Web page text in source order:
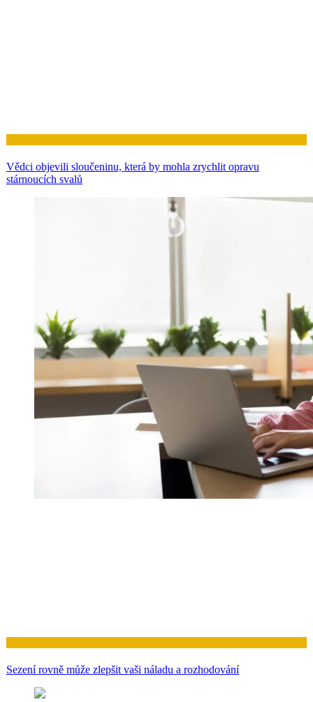
Vědci objevili sloučeninu, která by mohla zrychlit opravu
stárnoucích svalů
Sezení rovně může zlepšit vaši náladu a rozhodování